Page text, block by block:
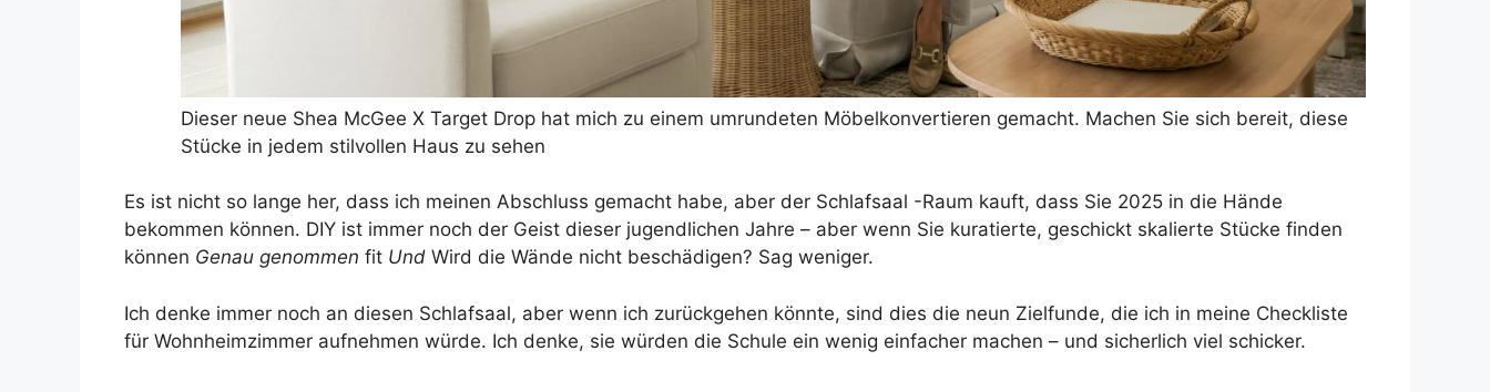
Dieser neue Shea McGee X Target Drop hat mich zu einem umrundeten Möbelkonvertieren gemacht. Machen Sie sich bereit, diese
Stücke in jedem stilvollen Haus zu sehen
Es ist nicht so lange her, dass ich meinen Abschluss gemacht habe, aber der Schlafsaal -Raum kauft, dass Sie 2025 in die Hände
bekommen können. DIY ist immer noch der Geist dieser jugendlichen Jahre – aber wenn Sie kuratierte, geschickt skalierte Stücke finden
können Genau genommen fit Und Wird die Wände nicht beschädigen? Sag weniger.
Ich denke immer noch an diesen Schlafsaal, aber wenn ich zurückgehen könnte, sind dies die neun Zielfunde, die ich in meine Checkliste
für Wohnheimzimmer aufnehmen würde. Ich denke, sie würden die Schule ein wenig einfacher machen – und sicherlich viel schicker.